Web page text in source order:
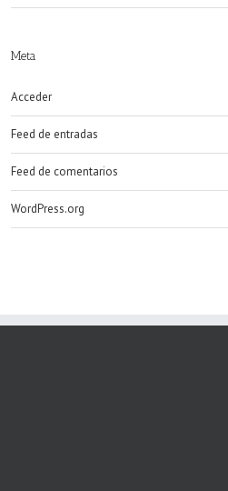
Meta
Acceder
Feed de entradas
Feed de comentarios
WordPress.org